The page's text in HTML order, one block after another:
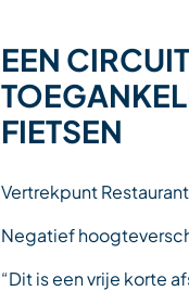
EEN
FIETSEN
Vertrekpunt
Negatief
“Dit is een vrije korte